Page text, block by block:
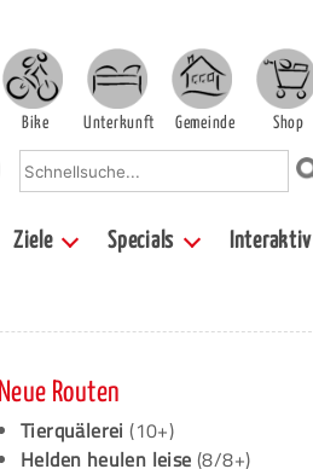
Bike Unterkunft Gemeinde Shop
Ziele Specials Interaktiv
Neue Routen
Tierquälerei (10+)
Helden heulen leise(8/8+)